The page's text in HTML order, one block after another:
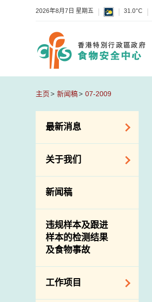
2026年8月7日 星期五 31.0°C
主页 新闻稿 07-2009
最新消息
食物警报 / 致敏物
警报
活动
关于我们
组织结构
介绍短片
新闻稿
违规样本及跟进
样本的检测结果
及食物事故
工作项目